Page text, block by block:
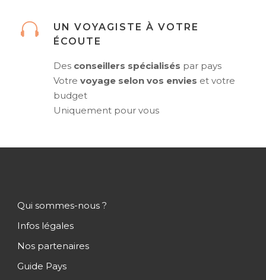
UN VOYAGISTE À VOTRE
ÉCOUTE
Des conseillers spécialisés par pays
Votre voyage selon vos envies et votre
budget
Uniquement pour vous
Qui sommes-nous ?
Infos légales
Nos partenaires
Guide Pays